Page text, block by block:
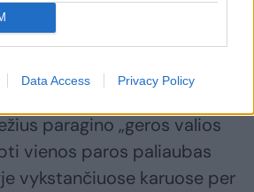
Data Access Privacy Policy
per Kalėdas. Jis taip pat
Izraelio ir Palestinos
paragino „geros valios
vienos paros paliaubas
vykstančiuose karuose per